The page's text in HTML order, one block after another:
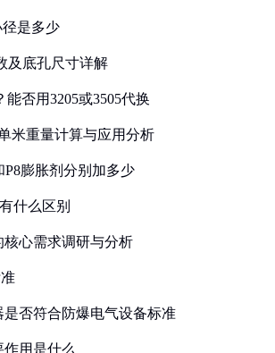
是多少
及底孔尺寸详解
能否用3205或3505代换
米重量计算与应用分析
P8膨胀剂分别加多少
什么区别
心需求调研与分析
否符合防爆电气设备标准
用是什么